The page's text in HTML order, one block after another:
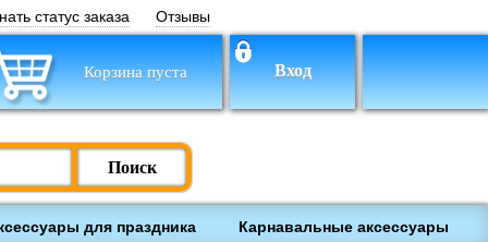
статус заказа Отзывы
Корзина пуста Вход
Поиск
для праздника Карнавальные аксессуары